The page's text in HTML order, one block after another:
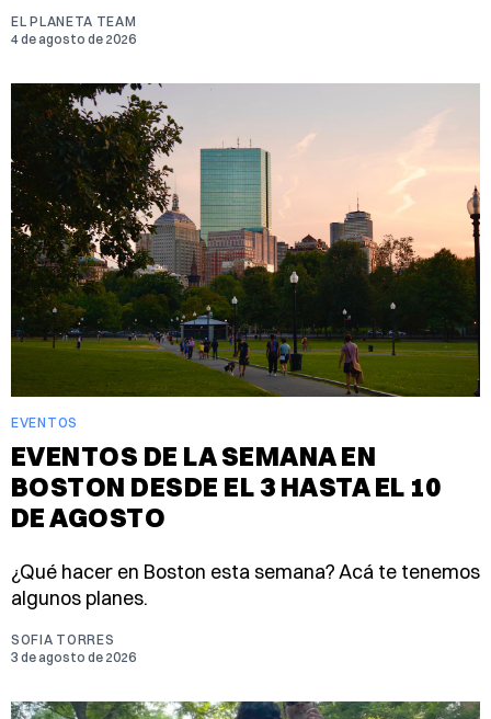
EL PLANETA TEAM
4 de agosto de 2026
EVENTOS
EVENTOS DE LA SEMANA EN
BOSTON DESDE EL 3 HASTA EL 10
DE AGOSTO
¿Qué hacer en Boston esta semana? Acá te tenemos
algunos planes.
SOFIA TORRES
3 de agosto de 2026